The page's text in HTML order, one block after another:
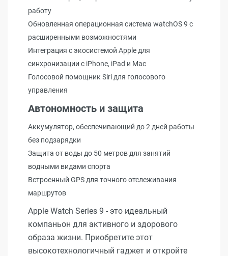
работу
Обновленная операционная система watchOS 9 с
расширенными возможностями
Интеграция с экосистемой Apple для
синхронизации с iPhone, iPad и Mac
Голосовой помощник Siri для голосового
управления
Автономность и защита
Аккумулятор, обеспечивающий до 2 дней работы
без подзарядки
Защита от воды до 50 метров для занятий
водными видами спорта
Встроенный GPS для точного отслеживания
маршрутов
Apple Watch Series 9 - это идеальный
компаньон для активного и здорового
образа жизни. Приобретите этот
высокотехнологичный гаджет и откройте